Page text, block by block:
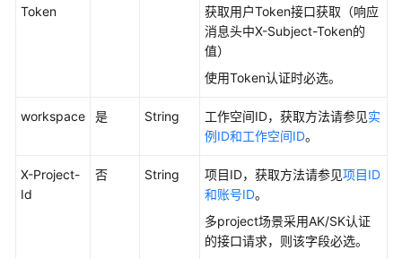
标
口
Token
获取用户Token接口获取（响应
消息头中X-Subject-Token的
值）
使用Token认证时必选。
workspace 是 String 工作空间ID，获取方法请参见实
例ID和工作空间ID。
X-Project-
Id
否 String 项目ID，获取方法请参见项目ID
和账号ID。
多project场景采用AK/SK认证
的接口请求，则该字段必选。